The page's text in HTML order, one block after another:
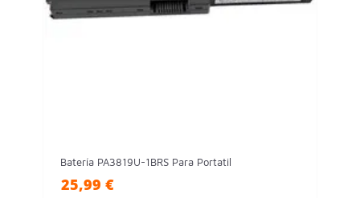
Batería PA3819U-1BRS Para Portatil
25,99 €